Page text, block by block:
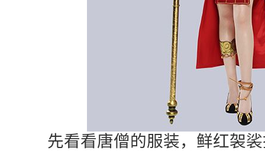
先看看唐僧的服装，鲜红袈